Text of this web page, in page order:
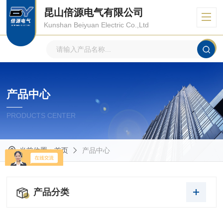
昆山倍源电气有限公司
Kunshan Beiyuan Electric Co.,Ltd
产品中心
PRODUCTS CENTER
当前位置：首页 产品中心
产品分类